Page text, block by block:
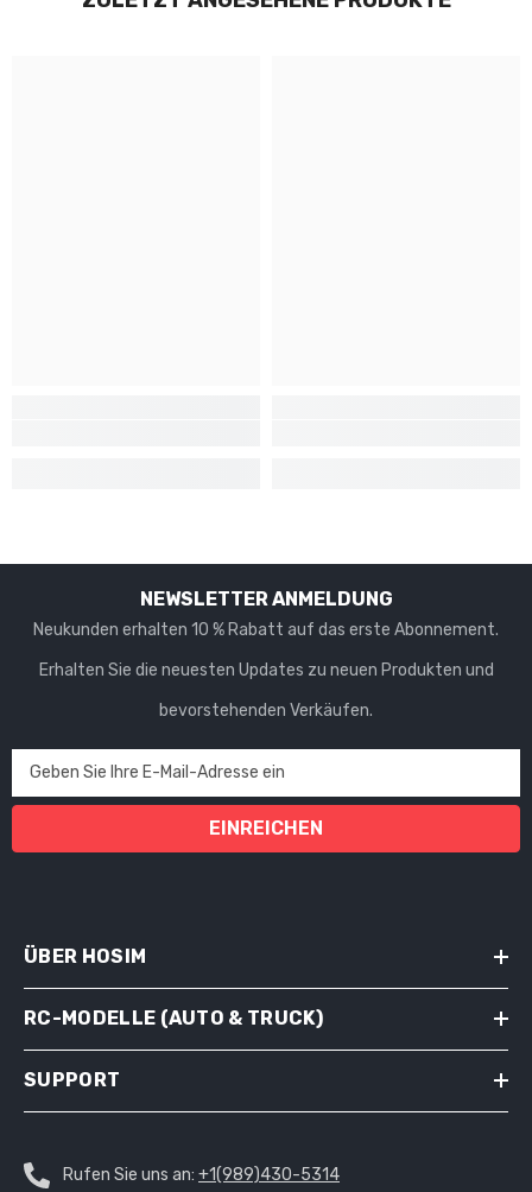
NEWSLETTER ANMELDUNG
Neukunden erhalten 10 % Rabatt auf das erste Abonnement.
Erhalten Sie die neuesten Updates zu neuen Produkten und
bevorstehenden Verkäufen.
Geben Sie Ihre E-Mail-Adresse ein
EINREICHEN
ÜBER HOSIM
RC-MODELLE (AUTO & TRUCK)
SUPPORT
Rufen Sie uns an: +1(989)430-5314